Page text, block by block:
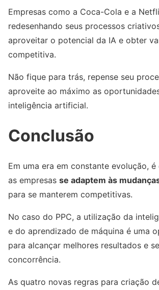
Empresas como a Coca-Cola e a
redesenhando seus processos
aproveitar o potencial da IA e obter
competitiva.
Não fique para trás, repense seu
aproveite ao máximo as
inteligência artificial.
Conclusão
Em uma era em constante evolução, é
as empresas se adaptem às
para se manterem competitivas.
No caso do PPC, a utilização da
e do aprendizado de máquina é uma
para alcançar melhores resultados e
concorrência.
As quatro novas regras para criação